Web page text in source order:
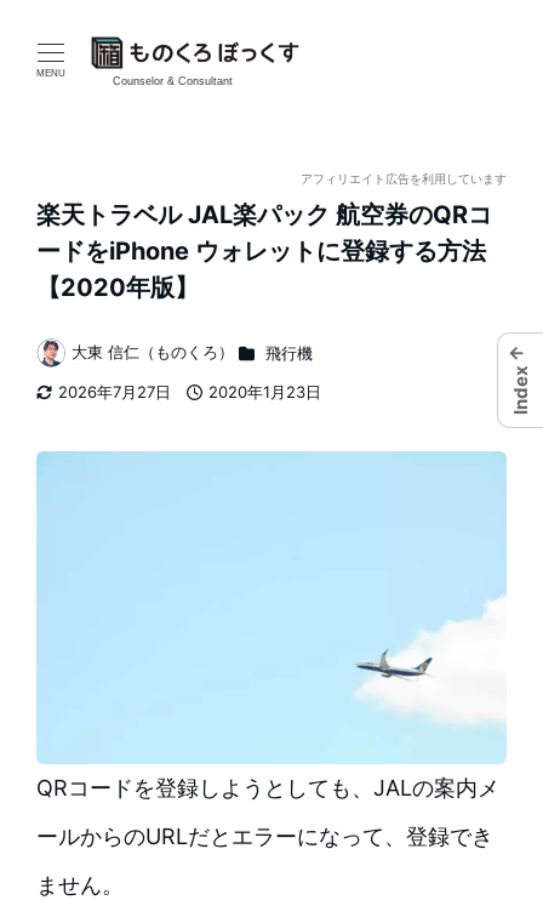
MENU
Counselor & Consultant
アフィリエイト広告を利用しています
楽天トラベル JAL楽パック 航空券のQRコ
ードをiPhone ウォレットに登録する方法
【2020年版】
2026年7月27日
2020年1月23日
著
者
大東 信仁（ものくろ） カテゴリー
飛行機
QRコードを登録しようとしても、JALの案内メ
ールからのURLだとエラーになって、登録でき
ません。
←
Index